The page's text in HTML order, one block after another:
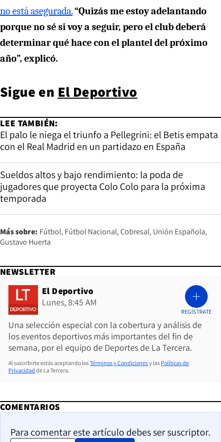
no está asegurada.“Quizás me estoy adelantando
porque no sé si voy a seguir, pero el club deberá
determinar qué hace con el plantel del próximo
año”, explicó.
Sigue en El Deportivo
LEE TAMBIÉN:
El palo le niega el triunfo a Pellegrini: el Betis empata
con el Real Madrid en un partidazo en España
Sueldos altos y bajo rendimiento: la poda de
jugadores que proyecta Colo Colo para la próxima
temporada
Más sobre: Fútbol Fútbol Nacional Cobresal Unión Española
Gustavo Huerta
NEWSLETTER
El Deportivo
Lunes, 8:45 AM
Una selección especial con la cobertura y análisis de
los eventos deportivos más importantes del fin de
semana, por el equipo de Deportes de La Tercera.
REGÍSTRATE
Al suscribirte estás aceptando losTérminos y Condicionesy las Políticas de
Privacidad de La Tercera.
COMENTARIOS
Para comentar este artículo debes ser suscriptor.